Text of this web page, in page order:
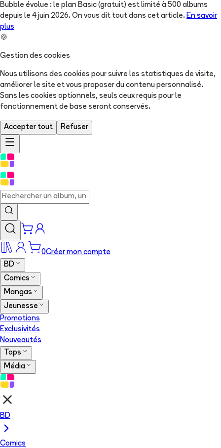
Bubble évolue : le plan Basic (gratuit) est limité à 500 albums
depuis le 4 juin 2026. On vous dit tout dans cet article. En savoir
plus
🍪
Gestion des cookies
Nous utilisons des cookies pour suivre les statistiques de visite,
améliorer le site et vous proposer du contenu personnalisé.
Sans les cookies optionnels, seuls ceux requis pour le
fonctionnement de base seront conservés.
Accepter tout Refuser
0Créer mon compte
BD
Comics
Mangas
Jeunesse
Promotions
Exclusivités
Nouveautés
Tops
Média
BD
Comics